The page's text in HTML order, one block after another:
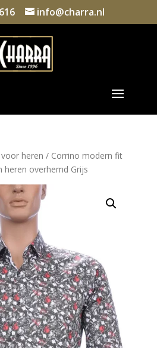
info@charra.nl
heren / Corrino modern fit
heren overhemd Grijs